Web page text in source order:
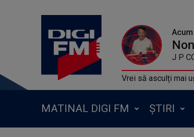
J P
Vrei să asculți mai
MATINAL DIGI FM ȘTIRI